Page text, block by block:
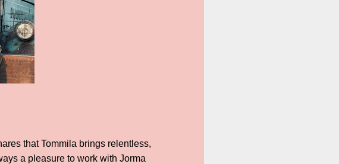
that Tommila brings relentless,
a pleasure to work with Jorma